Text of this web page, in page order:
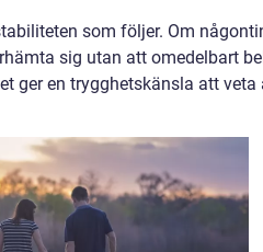
som följer. Om
sig utan att omedelbart
ger en trygghetskänsla att veta